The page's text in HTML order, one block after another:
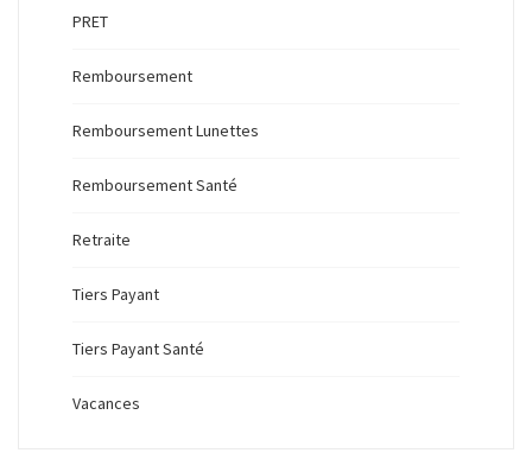
PRET
Remboursement
Remboursement Lunettes
Remboursement Santé
Retraite
Tiers Payant
Tiers Payant Santé
Vacances